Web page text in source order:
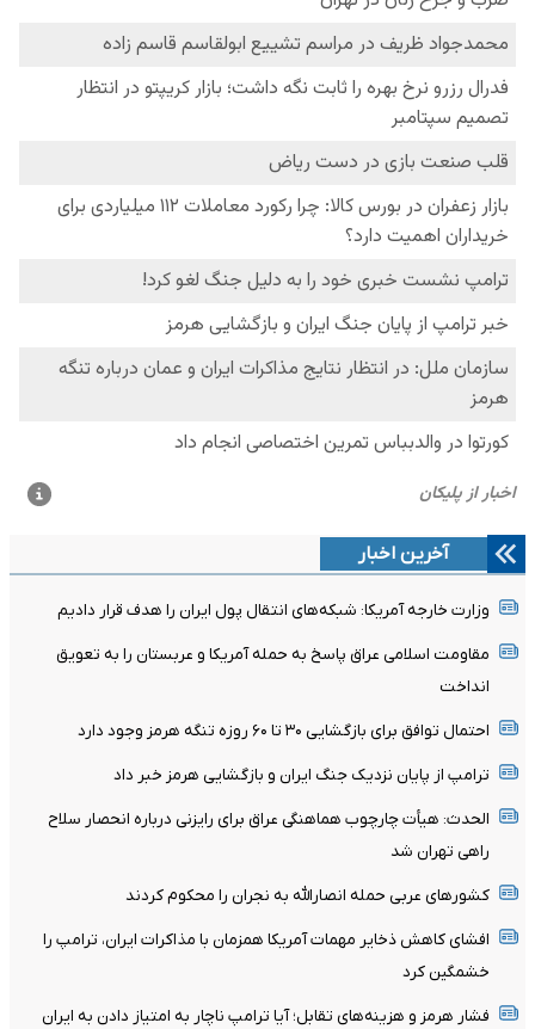
آخرین اخبار
وزارت خارجه آمریکا: شبکه‌های انتقال پول ایران را هدف قرار دادیم
مقاومت اسلامی عراق پاسخ به حمله آمریکا و عربستان را به تعویق
انداخت
احتمال توافق برای بازگشایی ۳۰ تا ۶۰ روزه تنگه هرمز وجود دارد
ترامپ از پایان نزدیک جنگ ایران و بازگشایی هرمز خبر داد
الحدث: هیأت چارچوب هماهنگی عراق برای رایزنی درباره انحصار سلاح
راهی تهران شد
کشورهای عربی حمله انصارالله به نجران را محکوم کردند
افشای کاهش ذخایر مهمات آمریکا همزمان با مذاکرات ایران، ترامپ را
خشمگین کرد
فشار هرمز و هزینه‌های تقابل؛ آیا ترامپ ناچار به امتیاز دادن به ایران